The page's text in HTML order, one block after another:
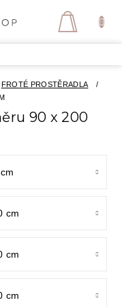
FROTÉ PROSTĚRADLA
/
90 x 200
cm
cm
cm